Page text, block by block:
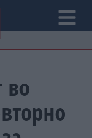
во